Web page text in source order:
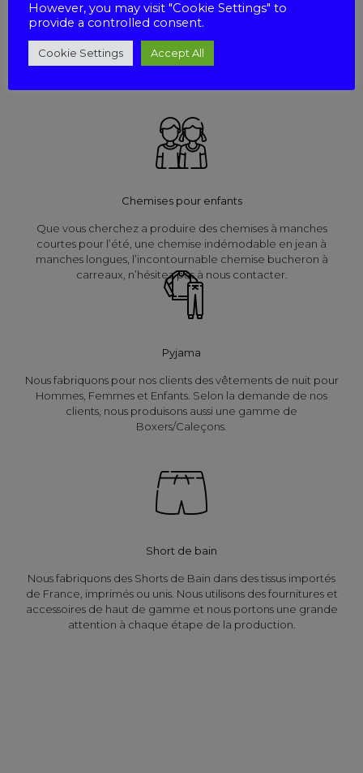
Nous réalisons des chemisiers dans des formes classiques ou
Voile de coton, la Viscose, le Polyester, le Lin Imprimé et le
Coton Imprimé.
Chemises pour enfants
Que vous cherchez a produire des chemises à manches
courtes pour l’été, une chemise indémodable en jean à
manches longues, l’incontournable chemise bucheron à
carreaux, n’hésitez pas à nous contacter.
Pyjama
Nous fabriquons pour nos clients des vêtements de nuit pour
Hommes, Femmes et Enfants. Selon la demande de nos
clients, nous produisons aussi une gamme de
Boxers/Caleçons.
Short de bain
Nous fabriquons des Shorts de Bain dans des tissus importés
de France, imprimés ou unis. Nous utilisons des fournitures et
accessoires de haut de gamme et nous portons une grande
attention à chaque étape de la production.
However, you may visit "Cookie Settings" to
provide a controlled consent.
Cookie Settings Accept All